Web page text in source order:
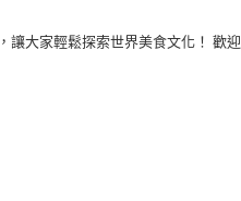
讓大家輕鬆探索世界美食文化！ 歡迎